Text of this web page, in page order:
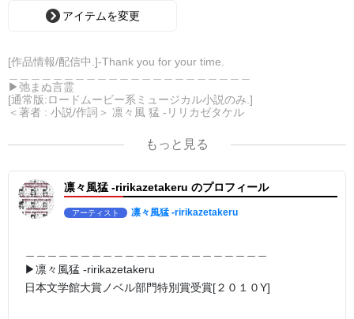
アイテムを変更
[作品情報/配信中.]-Thank you for your time.
▶︎弛まぬ言霊
[通常版:ロードムービー系ミュージカル小説のみ.]
＜著者 : 小説/作詞＞ 凛々風 猛 -リリカゼタケル
英語版: https://amzn.asia/d/1nwVIb6
＿＿＿＿＿＿＿＿＿＿＿＿＿＿＿＿＿＿＿＿＿＿
＜小説+作詞20曲+挿画50作品>
＜著者: 小説/作詞/挿画作成＞ 凛々風 猛 -リリカゼタケル
日本語版: https://amzn.asia/d/3czgKs8
英語版: https://amzn.asia/d/bpIME7s
SUZURI ▶︎https://suzuri.jp/ririkazetakeru
UP-T ▶︎up-t.jp/creator/66b9c067ae64e
＿＿＿＿＿＿＿＿＿＿＿＿＿＿＿＿＿＿＿＿＿＿
もっと見る
凛々風猛 -ririkazetakeru のプロフィール
アーティスト 凛々風猛 -ririkazetakeru
▶︎凛々風猛 -ririkazetakeru
日本文学館大賞ノベル部門特別賞受賞[２０１０Y]